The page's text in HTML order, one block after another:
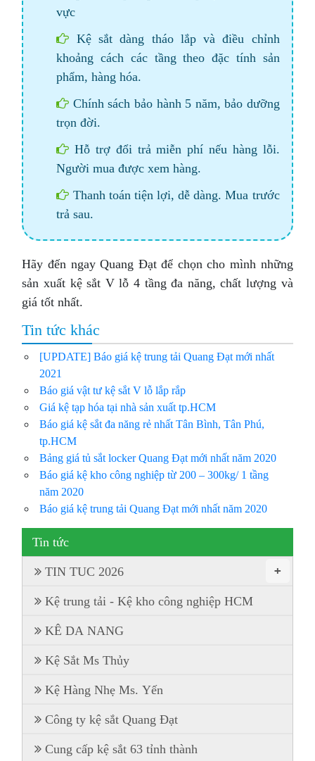
vực
Kệ sắt dàng tháo lắp và điều chỉnh
khoảng cách các tầng theo đặc tính sản
phẩm, hàng hóa.
Chính sách bảo hành 5 năm, bảo dưỡng
trọn đời.
Hỗ trợ đổi trả miễn phí nếu hàng lỗi.
Người mua được xem hàng.
Thanh toán tiện lợi, dễ dàng. Mua trước
trả sau.
Hãy đến ngay Quang Đạt để chọn cho mình những
sản xuất kệ sắt V lỗ 4 tầng đa năng, chất lượng và
giá tốt nhất.
Tin tức khác
[UPDATE] Báo giá kệ trung tải Quang Đạt mới nhất
2021
Báo giá vật tư kệ sắt V lỗ lắp rắp
Giá kệ tạp hóa tại nhà sản xuất tp.HCM
Báo giá kệ sắt đa năng rẻ nhất Tân Bình, Tân Phú,
tp.HCM
Bảng giá tủ sắt locker Quang Đạt mới nhất năm 2020
Báo giá kệ kho công nghiệp từ 200 – 300kg/ 1 tầng
năm 2020
Báo giá kệ trung tải Quang Đạt mới nhất năm 2020
Tin tức
+
TIN TUC 2026
Kệ trung tải - Kệ kho công nghiệp HCM
KÊ DA NANG
Kệ Sắt Ms Thủy
Kệ Hàng Nhẹ Ms. Yến
Công ty kệ sắt Quang Đạt
Cung cấp kệ sắt 63 tỉnh thành